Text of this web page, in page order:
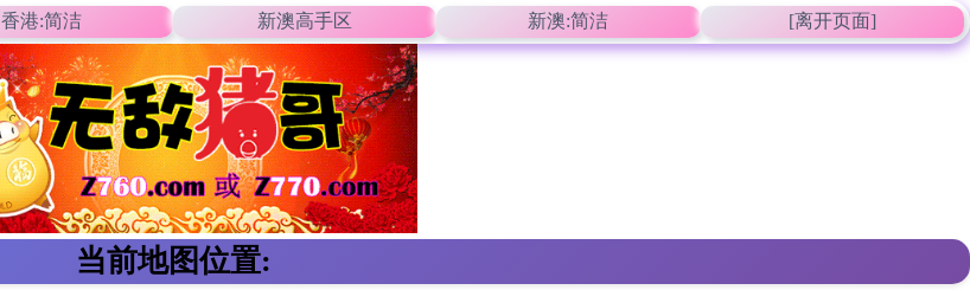
香港:简洁 新澳高手区 新澳:简洁 [离开页面]
当前地图位置: